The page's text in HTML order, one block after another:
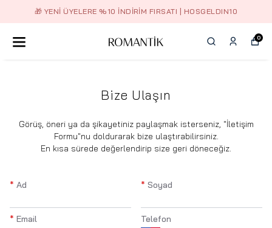
🎁 YENI ÜYELERE %10 İNDIRIM FIRSATI | HOSGELDIN10
0
Bize Ulaşın
​Görüş, öneri ya da şikayetiniz paylaşmak isterseniz, "İletişim
Formu"nu doldurarak bize ulaştırabilirsiniz.
En kısa sürede değerlendirip size geri döneceğiz.
* Ad * Soyad
* Email Telefon